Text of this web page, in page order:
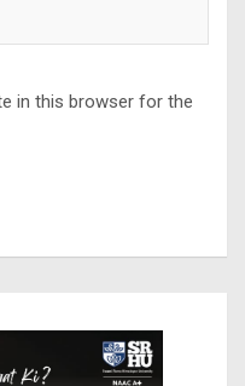
in this browser for the